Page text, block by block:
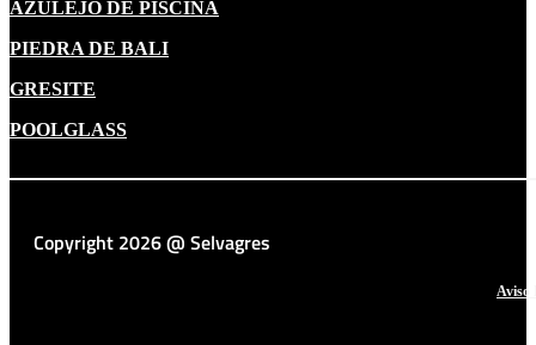
AZULEJO DE PISCINA
PIEDRA DE BALI
GRESITE
POOLGLASS
Copyright 2026 @ Selvagres
Aviso